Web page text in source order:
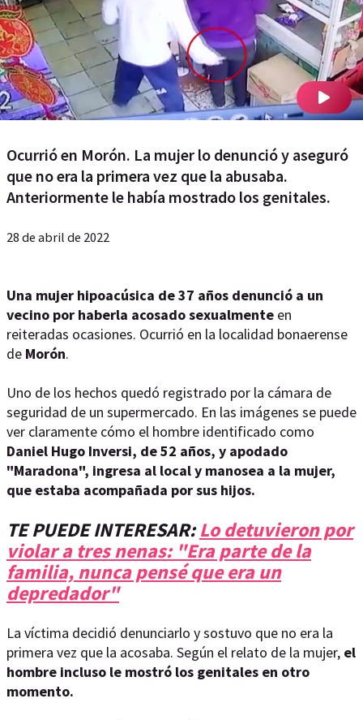
Ocurrió en Morón. La mujer lo denunció y aseguró
que no era la primera vez que la abusaba.
Anteriormente le había mostrado los genitales.
28 de abril de 2022
Una mujer hipoacúsica de 37 años denunció a un
vecino por haberla acosado sexualmente en
reiteradas ocasiones. Ocurrió en la localidad bonaerense
de Morón.
Uno de los hechos quedó registrado por la cámara de
seguridad de un supermercado. En las imágenes se puede
ver claramente cómo el hombre identificado como
Daniel Hugo Inversi, de 52 años, y apodado
"Maradona", ingresa al local y manosea a la mujer,
que estaba acompañada por sus hijos.
TE PUEDE INTERESAR:Lo detuvieron por
violar a tres nenas: "Era parte de la
familia, nunca pensé que era un
depredador"
La víctima decidió denunciarlo y sostuvo que no era la
primera vez que la acosaba. Según el relato de la mujer, el
hombre incluso le mostró los genitales en otro
momento.